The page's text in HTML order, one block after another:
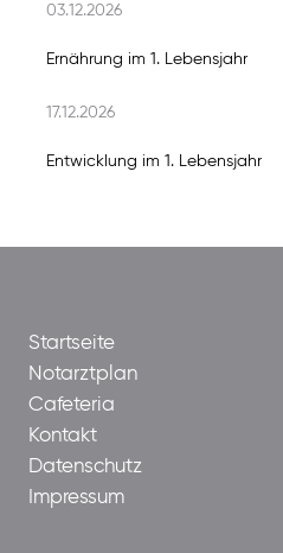
03.12.2026
Ernährung im 1. Lebensjahr
17.12.2026
Entwicklung im 1. Lebensjahr
Startseite
Notarztplan
Cafeteria
Kontakt
Datenschutz
Impressum